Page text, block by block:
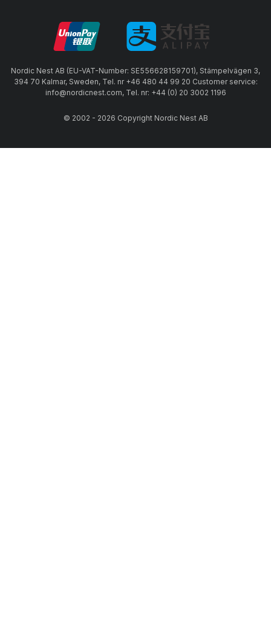
Nordic Nest AB (EU-VAT-Number: SE556628159701), Stämpelvägen 3,
394 70 Kalmar, Sweden, Tel. nr +46 480 44 99 20 Customer service:
info@nordicnest.com, Tel. nr: +44 (0) 20 3002 1196
© 2002 - 2026 Copyright Nordic Nest AB